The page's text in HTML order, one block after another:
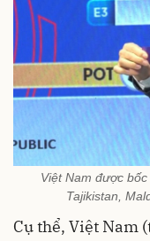
Việt Nam được
Tajikistan,
Cụ thể, Việt Nam